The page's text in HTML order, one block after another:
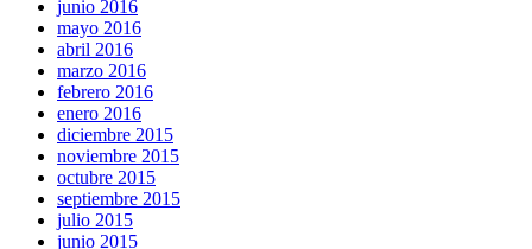
junio 2016
mayo 2016
abril 2016
marzo 2016
febrero 2016
enero 2016
diciembre 2015
noviembre 2015
octubre 2015
septiembre 2015
julio 2015
junio 2015